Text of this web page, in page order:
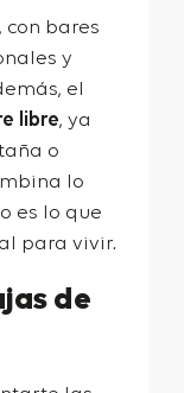
con bares
y
el
libre, ya
o
lo
es lo que
para vivir.
de